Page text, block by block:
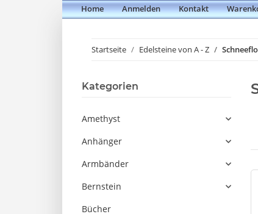
Home Anmelden Kontakt
Startseite Edelsteine von A - Z
Kategorien
Amethyst
Anhänger
Armbänder
Bernstein
Bücher